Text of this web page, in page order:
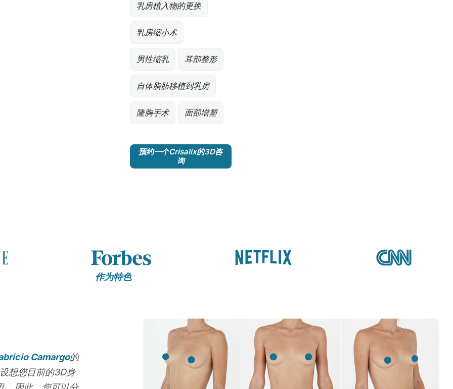
乳房植入物的更换
乳房缩小术
男性缩乳 耳部整形
自体脂肪移植到乳房
隆胸手术 面部增塑
预约一个Crisalix的3D咨
询
作为特色
Camargo的
想您目前的3D身